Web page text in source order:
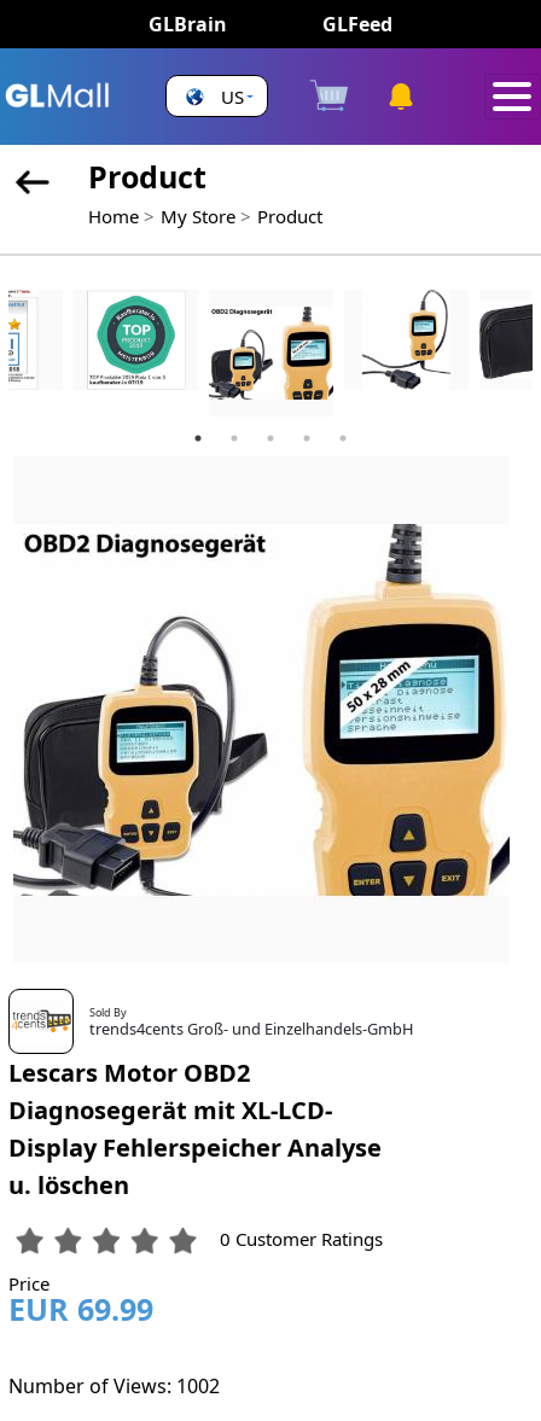
GLBrain GLFeed
US
Product
Home My Store Product
Sold By
trends4cents Groß- und Einzelhandels-GmbH
Lescars Motor OBD2
Diagnosegerät mit XL-LCD-
Display Fehlerspeicher Analyse
u. löschen
0 Customer Ratings
Price
EUR 69.99
Number of Views: 1002